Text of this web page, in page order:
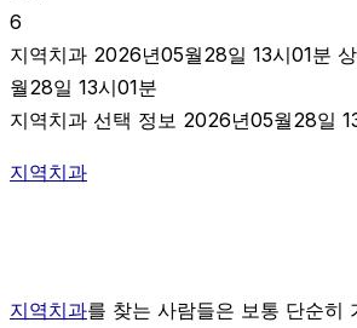
6
지역치과 2026년05월28일 13시01분
월28일 13시01분
지역치과 선택 정보 2026년05월28일
지역치과
지역치과를 찾는 사람들은 보통 단순히